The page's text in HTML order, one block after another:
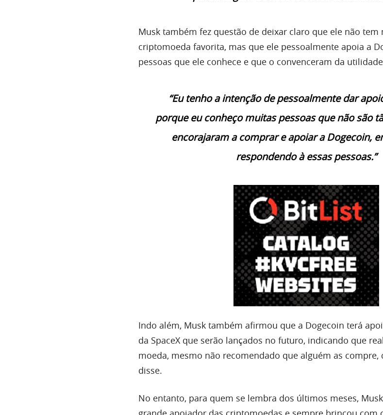
Musk também fez questão de deixar claro que ele não tem
criptomoeda favorita, mas que ele pessoalmente apoia a
pessoas que ele conhece e que o convenceram da
“Eu tenho a intenção de pessoalmente dar
porque eu conheço muitas pessoas que não são
encorajaram a comprar e apoiar a Dogecoin,
respondendo à essas pessoas.”
Indo além, Musk também afirmou que a Dogecoin terá
da SpaceX que serão lançados no futuro, indicando que
moeda, mesmo não recomendado que alguém as compre,
disse.
No entanto, para quem se lembra dos últimos meses,